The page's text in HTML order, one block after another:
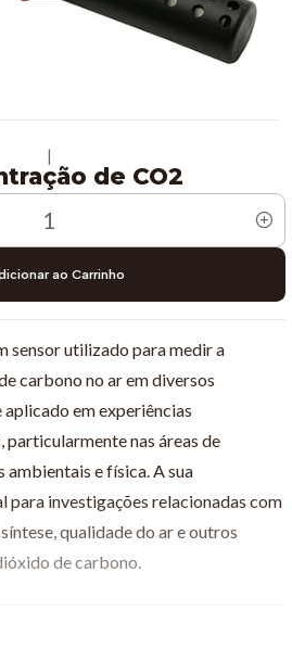
|
de CO2
ao Carrinho
sensor utilizado para medir a
carbono no ar em diversos
em experiências
nas áreas de
ambientais e física. A sua
para investigações relacionadas com
qualidade do ar e outros
de carbono.